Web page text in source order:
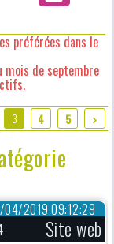
préférées dans le
mois de septembre
3 4 5
2019 09:12:29
Site web